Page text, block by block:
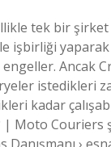
tek bir şirket
işbirliği
engeller. Ancak
istedikleri
kadar
| Moto Couriers